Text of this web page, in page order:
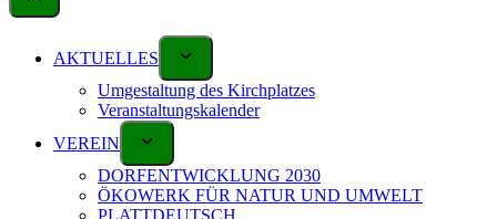
AKTUELLES
Umgestaltung des Kirchplatzes
Veranstaltungskalender
VEREIN
DORFENTWICKLUNG 2030
ÖKOWERK FÜR NATUR UND UMWELT
PLATTDEUTSCH